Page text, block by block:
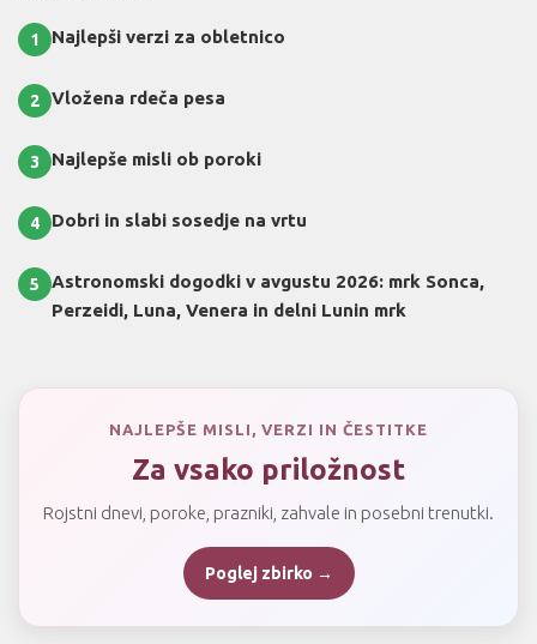
1 Najlepši verzi za obletnico
2 Vložena rdeča pesa
3 Najlepše misli ob poroki
4 Dobri in slabi sosedje na vrtu
5
Astronomski dogodki v avgustu 2026: mrk Sonca,
Perzeidi, Luna, Venera in delni Lunin mrk
NAJLEPŠE MISLI, VERZI IN ČESTITKE
Za vsako priložnost
Rojstni dnevi, poroke, prazniki, zahvale in posebni trenutki.
Poglej zbirko →